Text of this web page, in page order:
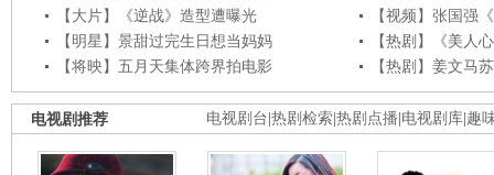
【大片】《逆战》造型遭曝光
【视频】张国强
【明星】景甜过完生日想当妈妈
【热剧】《美人
【将映】五月天集体跨界拍电影
【热剧】姜文马
电视剧台 热剧检索 热剧点播 电视剧库 趣
电视剧推荐